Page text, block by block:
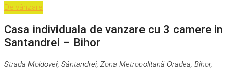
De vânzare
Casa individuala de vanzare cu 3 camere in
Santandrei – Bihor
Strada Moldovei, Sântandrei, Zona Metropolitană Oradea, Bihor,